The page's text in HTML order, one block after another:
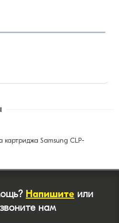
картриджа Samsung CLP-
Напишите или
нам